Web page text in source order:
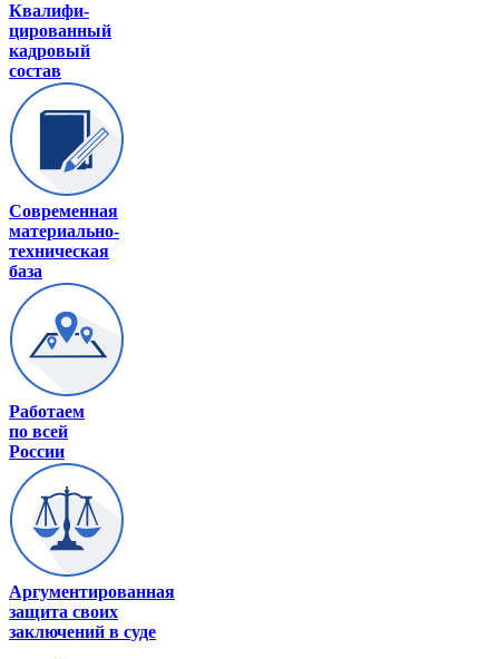
Квалифи-
цированный
кадровый
состав
Современная
материально-
техническая
база
Работаем
по всей
России
Аргументированная
защита своих
заключений в суде